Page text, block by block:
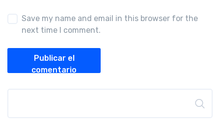
Save my name and email in this browser for the
next time I comment.
Publicar el
comentario